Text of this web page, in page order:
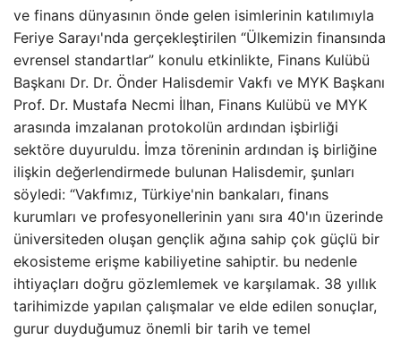
ve finans dünyasının önde gelen isimlerinin katılımıyla
Feriye Sarayı'nda gerçekleştirilen “Ülkemizin finansında
evrensel standartlar” konulu etkinlikte, Finans Kulübü
Başkanı Dr. Dr. Önder Halisdemir Vakfı ve MYK Başkanı
Prof. Dr. Mustafa Necmi İlhan, Finans Kulübü ve MYK
arasında imzalanan protokolün ardından işbirliği
sektöre duyuruldu. İmza töreninin ardından iş birliğine
ilişkin değerlendirmede bulunan Halisdemir, şunları
söyledi: “Vakfımız, Türkiye'nin bankaları, finans
kurumları ve profesyonellerinin yanı sıra 40'ın üzerinde
üniversiteden oluşan gençlik ağına sahip çok güçlü bir
ekosisteme erişme kabiliyetine sahiptir. bu nedenle
ihtiyaçları doğru gözlemlemek ve karşılamak. 38 yıllık
tarihimizde yapılan çalışmalar ve elde edilen sonuçlar,
gurur duyduğumuz önemli bir tarih ve temel